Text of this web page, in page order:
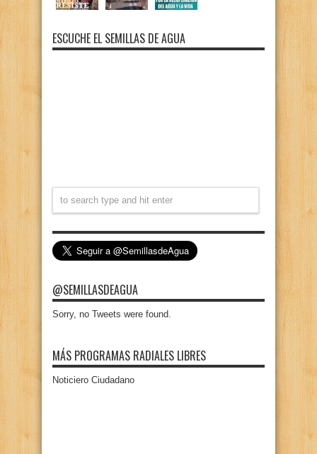
ESCUCHE EL SEMILLAS DE AGUA
@SEMILLASDEAGUA
Sorry, no Tweets were found.
MÁS PROGRAMAS RADIALES LIBRES
Noticiero Ciudadano